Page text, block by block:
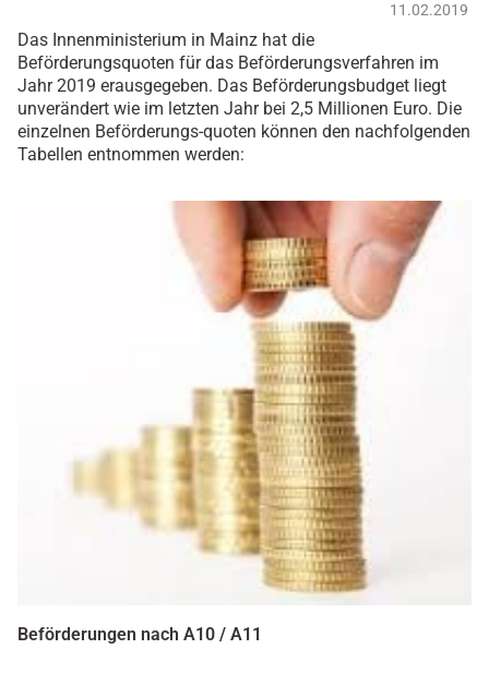
11.02.2019
Das Innenministerium in Mainz hat die
Beförderungsquoten für das Beförderungsverfahren im
Jahr 2019 erausgegeben. Das Beförderungsbudget liegt
unverändert wie im letzten Jahr bei 2,5 Millionen Euro. Die
einzelnen Beförderungs-quoten können den nachfolgenden
Tabellen entnommen werden:
Beförderungen nach A10 / A11